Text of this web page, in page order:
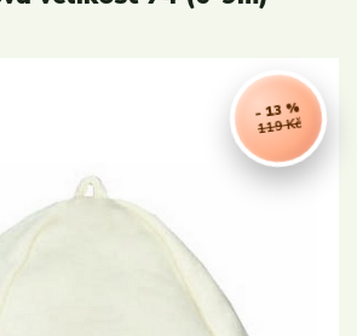
119 Kč
- 13 %